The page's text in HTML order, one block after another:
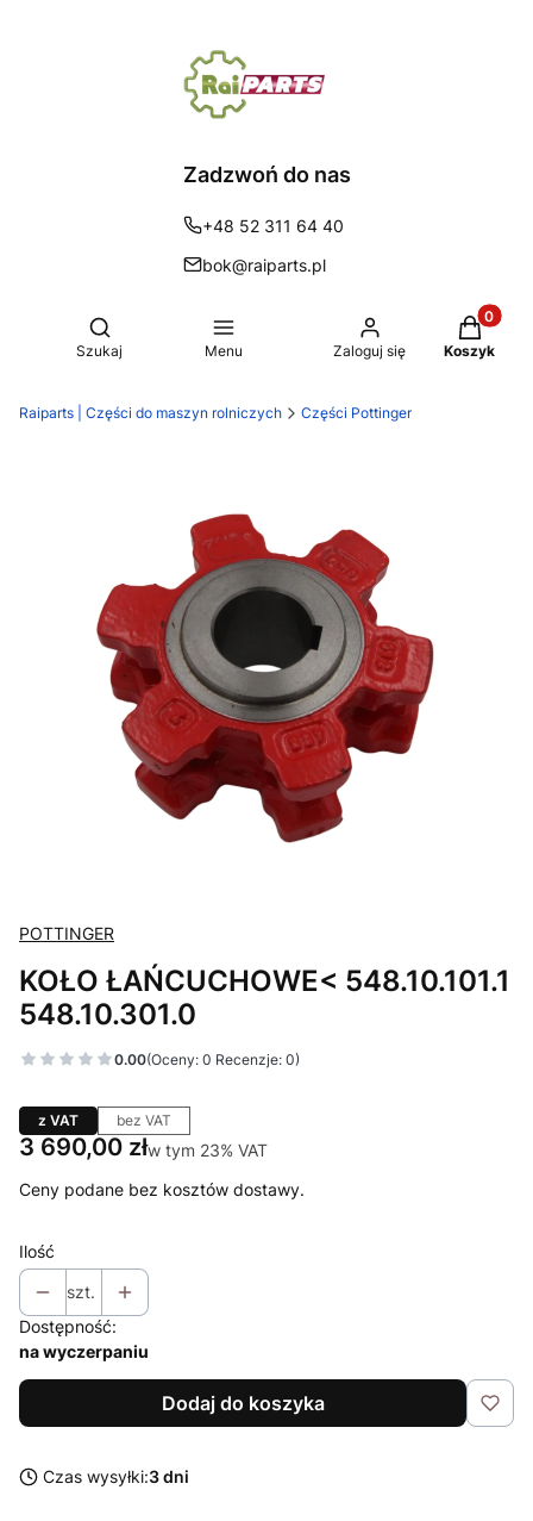
Zadzwoń do nas
+48 52 311 64 40
bok@raiparts.pl
Otwórz wyszukiwarkę
Szukaj Menu Zaloguj się Koszyk
Raiparts | Części do maszyn rolniczych Części Pottinger
POTTINGER
KOŁO ŁAŃCUCHOWE< 548.10.101.1
548.10.301.0
0.00(Oceny: 0 Recenzje: 0)
z VAT bez VAT
Cena
3 690,00 złw tym 23% VAT
w tym 23% VAT
Ceny podane bez kosztów dostawy.
Ilość
szt.
Dostępność:
na wyczerpaniu
Dodaj do koszyka
Czas wysyłki:3 dni